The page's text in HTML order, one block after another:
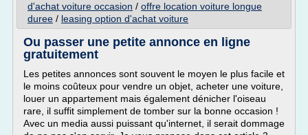
d'achat voiture occasion / offre location voiture longue
duree / leasing option d'achat voiture
Ou passer une petite annonce en ligne
gratuitement
Les petites annonces sont souvent le moyen le plus facile et
le moins coûteux pour vendre un objet, acheter une voiture,
louer un appartement mais également dénicher l'oiseau
rare, il suffit simplement de tomber sur la bonne occasion !
Avec un media aussi puissant qu'internet, il serait dommage